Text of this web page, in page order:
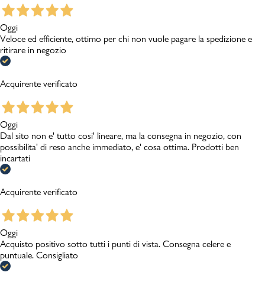
Oggi
Veloce ed efficiente, ottimo per chi non vuole pagare la spedizione e
ritirare in negozio
Acquirente verificato
Oggi
Dal sito non e' tutto cosi' lineare, ma la consegna in negozio, con
possibilita' di reso anche immediato, e' cosa ottima. Prodotti ben
incartati
Acquirente verificato
Oggi
Acquisto positivo sotto tutti i punti di vista. Consegna celere e
puntuale. Consigliato